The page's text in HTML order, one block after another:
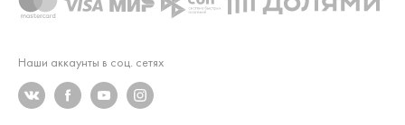
Наши аккаунты в соц. сетях